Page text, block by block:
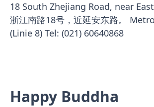
18 South Zhejiang Road, near East
浙江南路18号，近延安东路。
(Linie 8) Tel: (021) 60640868
Happy Buddha